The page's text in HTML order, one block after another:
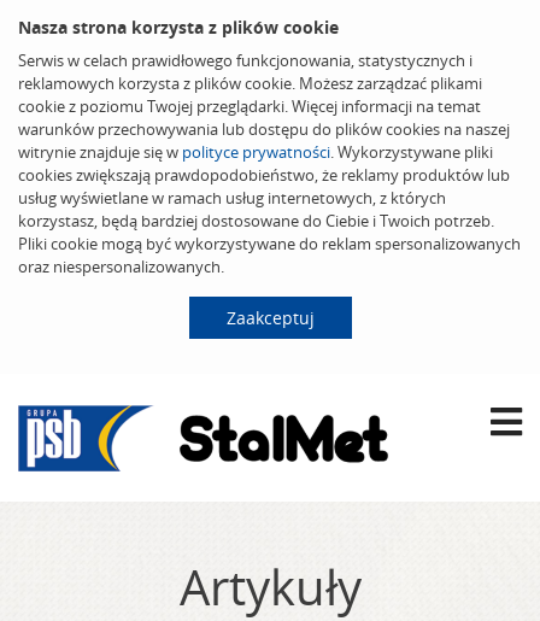
Nasza strona korzysta z plików cookie
Serwis w celach prawidłowego funkcjonowania, statystycznych i
reklamowych korzysta z plików cookie. Możesz zarządzać plikami
cookie z poziomu Twojej przeglądarki. Więcej informacji na temat
warunków przechowywania lub dostępu do plików cookies na naszej
witrynie znajduje się w polityce prywatności. Wykorzystywane pliki
cookies zwiększają prawdopodobieństwo, że reklamy produktów lub
usług wyświetlane w ramach usług internetowych, z których
korzystasz, będą bardziej dostosowane do Ciebie i Twoich potrzeb.
Pliki cookie mogą być wykorzystywane do reklam spersonalizowanych
oraz niespersonalizowanych.
Zaakceptuj
Artykuły